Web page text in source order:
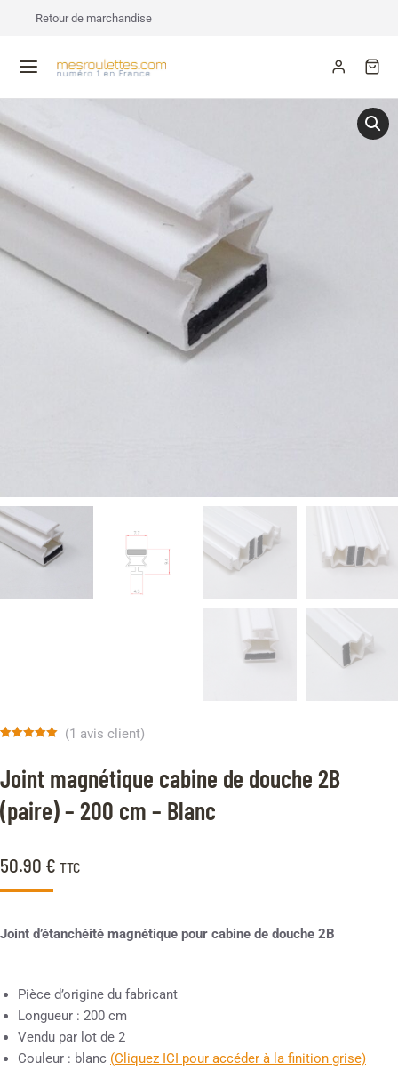
Retour de marchandise
Joint magnétique cabine de douche 2B
(paire) – 200 cm – Blanc
50.90 € TTC
surnotation
client
(1 avis client)
Joint d’étanchéité magnétique pour cabine de douche 2B
Pièce d’origine du fabricant
Longueur : 200 cm
Vendu par lot de 2
Couleur : blanc (Cliquez ICI pour accéder à la finition grise)